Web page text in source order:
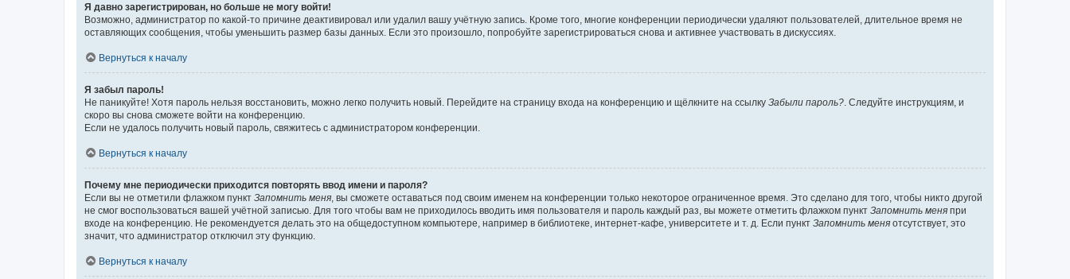
Я давно зарегистрирован, но больше не могу войти!
Возможно, администратор по какой-то причине деактивировал или удалил вашу учётную запись. Кроме того, многие конференции периодически удаляют пользователей, длительное время не
оставляющих сообщения, чтобы уменьшить размер базы данных. Если это произошло, попробуйте зарегистрироваться снова и активнее участвовать в дискуссиях.
Вернуться к началу
Я забыл пароль!
Не паникуйте! Хотя пароль нельзя восстановить, можно легко получить новый. Перейдите на страницу входа на конференцию и щёлкните на ссылку Забыли пароль? . Следуйте инструкциям, и
скоро вы снова сможете войти на конференцию.
Если не удалось получить новый пароль, свяжитесь с администратором конференции.
Вернуться к началу
Почему мне периодически приходится повторять ввод имени и пароля?
Если вы не отметили флажком пункт Запомнить меня , вы сможете оставаться под своим именем на конференции только некоторое ограниченное время. Это сделано для того, чтобы никто другой
не смог воспользоваться вашей учётной записью. Для того чтобы вам не приходилось вводить имя пользователя и пароль каждый раз, вы можете отметить флажком пункт Запомнить меня при
входе на конференцию. Не рекомендуется делать это на общедоступном компьютере, например в библиотеке, интернет-кафе, университете и т. д. Если пункт Запомнить меня отсутствует, это
значит, что администратор отключил эту функцию.
Вернуться к началу